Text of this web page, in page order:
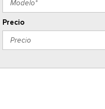
Precio